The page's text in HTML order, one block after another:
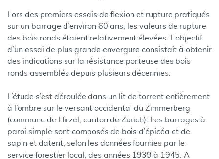
Lors des premiers essais de flexion et rupture pratiqués
sur un barrage d’environ 60 ans, les valeurs de rupture
des bois ronds étaient relativement élevées. L’objectif
d’un essai de plus grande envergure consistait à obtenir
des indications sur la résistance porteuse des bois
ronds assemblés depuis plusieurs décennies.
L’étude s’est déroulée dans un lit de torrent entièrement
à l’ombre sur le versant occidental du Zimmerberg
(commune de Hirzel, canton de Zurich). Les barrages à
paroi simple sont composés de bois d’épicéa et de
sapin et datent, selon les données fournies par le
service forestier local, des années 1939 à 1945. A